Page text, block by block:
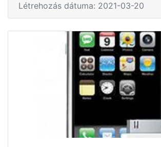
Létrehozás dátuma: 2021-03-20